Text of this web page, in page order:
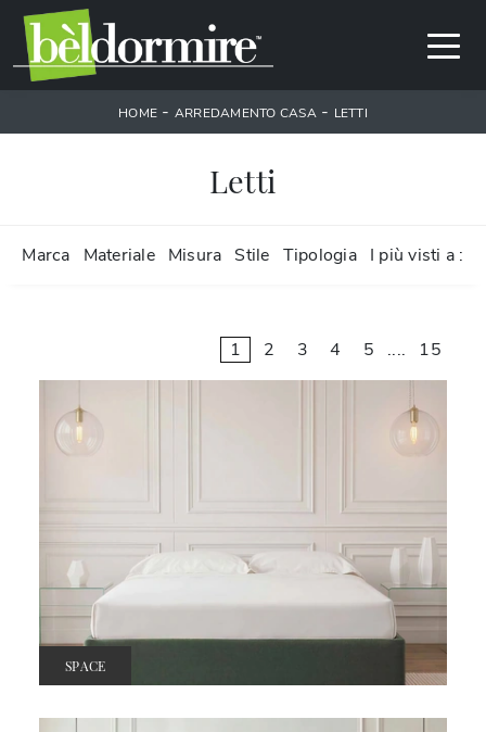
HOME - ARREDAMENTO CASA - LETTI
Letti
Marca Materiale Misura Stile Tipologia I più visti a :
1 2 3 4 5 .... 15
SPACE